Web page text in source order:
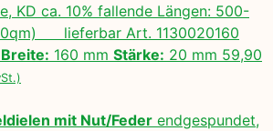
KD ca. 10% fallende Längen: 500-
lieferbar Art. 1130020160
Breite: 160 mm Stärke: 20 mm 59,90
mit Nut/Feder endgespundet,